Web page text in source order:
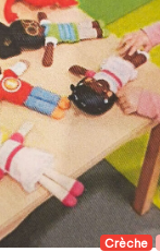
Crèche